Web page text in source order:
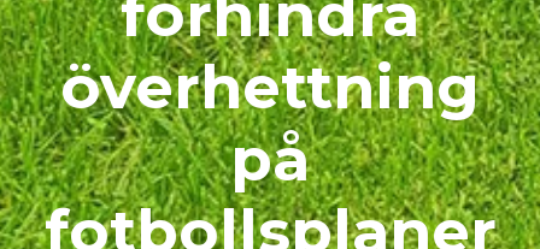
förhindra
överhettning
på
fotbollsplaner